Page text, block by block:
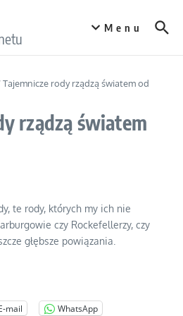
Menu
Tajemnicze rody rządzą światem od
rządzą światem
te rody, których my ich nie
czy Rockefellerzy, czy
głębsze powiązania.
mail WhatsApp